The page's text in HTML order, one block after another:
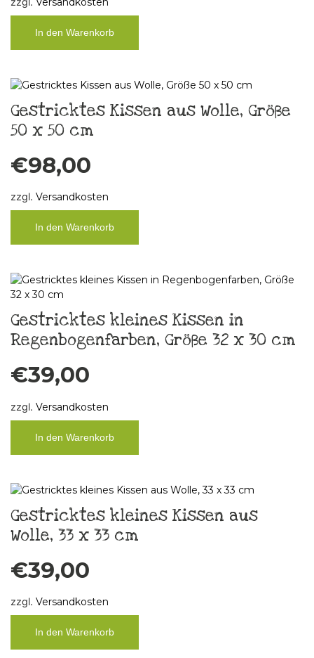
In den Warenkorb
Gestricktes Kissen aus Wolle, Größe
50 x 50 cm
€98,00
zzgl. Versandkosten
In den Warenkorb
Gestricktes kleines Kissen in
Regenbogenfarben, Größe 32 x 30 cm
€39,00
zzgl. Versandkosten
In den Warenkorb
Gestricktes kleines Kissen aus
Wolle, 33 x 33 cm
€39,00
zzgl. Versandkosten
In den Warenkorb